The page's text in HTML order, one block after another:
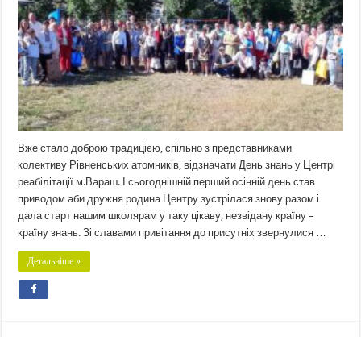
Вже стало доброю традицією, спільно з представниками
колективу Рівненських атомників, відзначати День знань у Центрі
реабілітації м.Вараш. І сьогоднішній перший осінній день став
приводом аби дружня родина Центру зустрілася знову разом і
дала старт нашим школярам у таку цікаву, незвідану країну –
країну знань. Зі славами привітання до присутніх звернулися …
Детальніше »